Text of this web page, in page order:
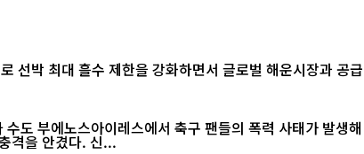
박 최대 흘수 제한을 강화하면서 글로벌 해운시장과 공급망
도 부에노스아이레스에서 축구 팬들의 폭력 사태가 발생
월드컵 2연패가 무산된 직후 벌어진 이번 소요 사태는 아르헨티나 사회에 적지 않은 충격을 안겼다. 신...